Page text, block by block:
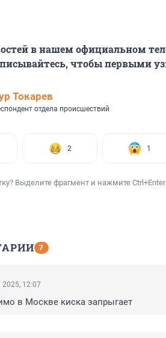
в нашем официальном
чтобы первыми
Токарев
отдела происшествий
2 1
Выделите фрагмент и нажмите Ctrl+Enter
7
12:07
в Москве киска запрыгает